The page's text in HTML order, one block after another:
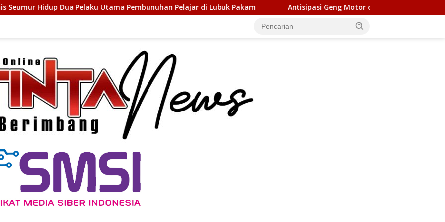
Utama Pembunuhan Pelajar di Lubuk Pakam Antisipasi Geng Motor dan Kejahatan 3C, Polsek Gebang Patroli